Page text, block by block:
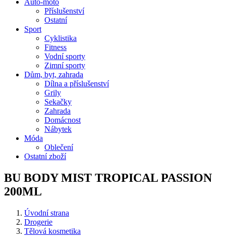
Auto-moto
Příslušenství
Ostatní
Sport
Cyklistika
Fitness
Vodní sporty
Zimní sporty
Dům, byt, zahrada
Dílna a příslušenství
Grily
Sekačky
Zahrada
Domácnost
Nábytek
Móda
Oblečení
Ostatní zboží
BU BODY MIST TROPICAL PASSION
200ML
Úvodní strana
Drogerie
Tělová kosmetika